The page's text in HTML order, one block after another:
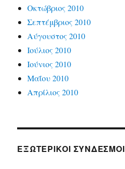
Οκτώβριος 2010
Σεπτέμβριος 2010
Αύγουστος 2010
Ιούλιος 2010
Ιούνιος 2010
Μαΐου 2010
Απρίλιος 2010
ΕΞΩΤΕΡΙΚΟΊ ΣΎΝΔΕΣΜΟΙ